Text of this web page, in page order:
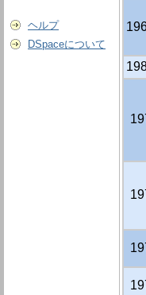
ヘルプ
DSpaceについて